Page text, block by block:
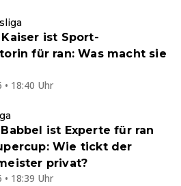
ist Sport-
für ran: Was macht sie
• 18:40 Uhr
Babbel ist Experte für ran
Wie tickt der
privat?
• 18:39 Uhr